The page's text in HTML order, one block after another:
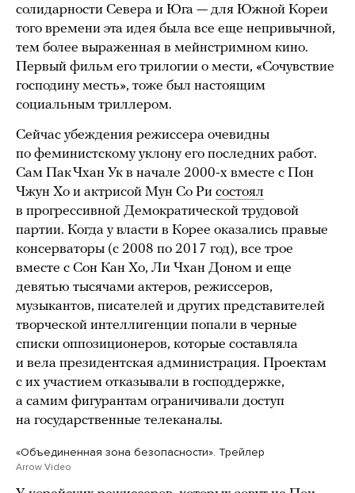
солидарности Севера и Юга — для Южной Кореи
того времени эта идея была все еще непривычной,
тем более выраженная в мейнстримном кино.
Первый фильм его трилогии о мести, «Сочувствие
господину месть», тоже был настоящим
социальным триллером.
Сейчас убеждения режиссера очевидны
по феминистскому уклону его последних работ.
Сам Пак Чхан Ук в начале 2000-х вместе с Пон
Чжун Хо и актрисой Мун Со Ри состоял
в прогрессивной Демократической трудовой
партии. Когда у власти в Корее оказались правые
консерваторы (c 2008 по 2017 год), все трое
вместе с Сон Кан Хо, Ли Чхан Доном и еще
девятью тысячами актеров, режиссеров,
музыкантов, писателей и других представителей
творческой интеллигенции попали в черные
списки оппозиционеров, которые составляла
и вела президентская администрация. Проектам
с их участием отказывали в господдержке,
а самим фигурантам ограничивали доступ
на государственные телеканалы.
«Объединенная зона безопасности». Трейлер
Arrow Video